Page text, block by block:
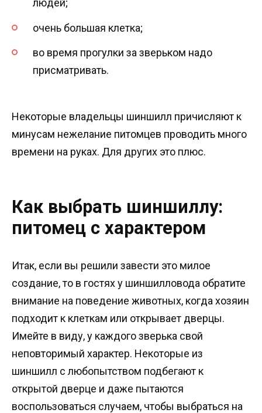
людей;
очень большая клетка;
во время прогулки за зверьком надо
присматривать.
Некоторые владельцы шиншилл причисляют к
минусам нежелание питомцев проводить много
времени на руках. Для других это плюс.
Как выбрать шиншиллу:
питомец с характером
Итак, если вы решили завести это милое
создание, то в гостях у шиншилловода обратите
внимание на поведение животных, когда хозяин
подходит к клеткам или открывает дверцы.
Имейте в виду, у каждого зверька свой
неповторимый характер. Некоторые из
шиншилл с любопытством подбегают к
открытой дверце и даже пытаются
воспользоваться случаем, чтобы выбраться на